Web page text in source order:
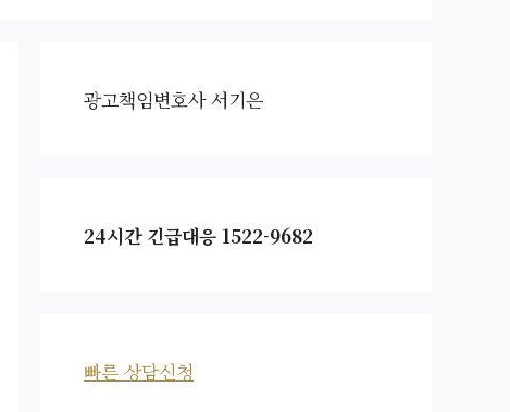
광고책임변호사 서기은
24시간 긴급대응 1522-9682
빠른 상담신청